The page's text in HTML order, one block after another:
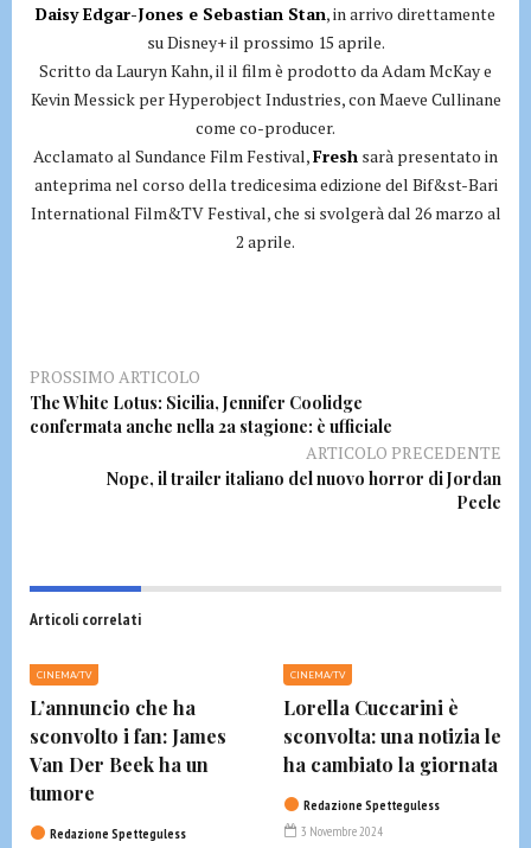
Daisy Edgar-Jones e Sebastian Stan, in arrivo direttamente
su Disney+ il prossimo 15 aprile.
Scritto da Lauryn Kahn, il il film è prodotto da Adam McKay e
Kevin Messick per Hyperobject Industries, con Maeve Cullinane
come co-producer.
Acclamato al Sundance Film Festival,Fresh sarà presentato in
anteprima nel corso della tredicesima edizione del Bif&st-Bari
International Film&TV Festival, che si svolgerà dal 26 marzo al
2 aprile.
PROSSIMO ARTICOLO
The White Lotus: Sicilia, Jennifer Coolidge
confermata anche nella 2a stagione: è ufficiale
ARTICOLO PRECEDENTE
Nope, il trailer italiano del nuovo horror di Jordan
Peele
Articoli correlati
CINEMA/TV
L’annuncio che ha
sconvolto i fan: James
Van Der Beek ha un
tumore
Redazione Spetteguless
CINEMA/TV
Lorella Cuccarini è
sconvolta: una notizia le
ha cambiato la giornata
Redazione Spetteguless
3 Novembre 2024